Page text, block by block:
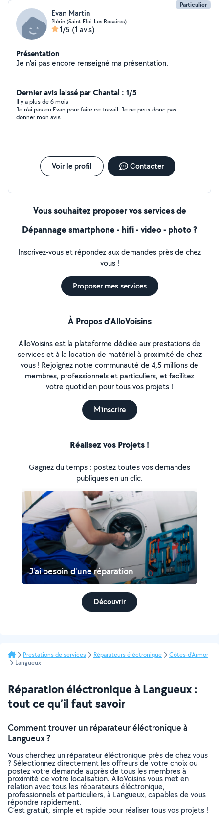
Particulier
Evan Martin
Plérin (Saint-Eloi-Les Rosaires)
1/5 (1 avis)
Présentation
Je n'ai pas encore renseigné ma présentation.
Dernier avis laissé par Chantal : 1/5
Il y a plus de 6 mois
Je n'ai pas eu Evan pour faire ce travail. Je ne peux donc pas
donner mon avis.
Voir le profil Contacter
Vous souhaitez proposer vos services de
Dépannage smartphone - hifi - video - photo ?
Inscrivez-vous et répondez aux demandes près de chez
vous !
Proposer mes services
À Propos d’AlloVoisins
AlloVoisins est la plateforme dédiée aux prestations de
services et à la location de matériel à proximité de chez
vous ! Rejoignez notre communauté de 4,5 millions de
membres, professionnels et particuliers, et facilitez
votre quotidien pour tous vos projets !
M'inscrire
Réalisez vos Projets !
Gagnez du temps : postez toutes vos demandes
publiques en un clic.
J'ai besoin d'une réparation
Découvrir
Prestations de services Réparateurs éléctronique
Côtes-d'Armor
Langueux
Réparation éléctronique à Langueux :
tout ce qu’il faut savoir
Comment trouver un réparateur éléctronique à
Langueux ?
Vous cherchez un réparateur éléctronique près de chez vous
? Sélectionnez directement les offreurs de votre choix ou
postez votre demande auprès de tous les membres à
proximité de votre localisation. AlloVoisins vous met en
relation avec tous les réparateurs éléctronique,
professionnels et particuliers, à Langueux, capables de vous
répondre rapidement.
C’est gratuit, simple et rapide pour réaliser tous vos projets !